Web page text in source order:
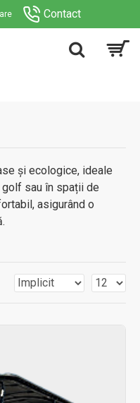
Contact
și ecologice, ideale
sau în spații de
asigurând o